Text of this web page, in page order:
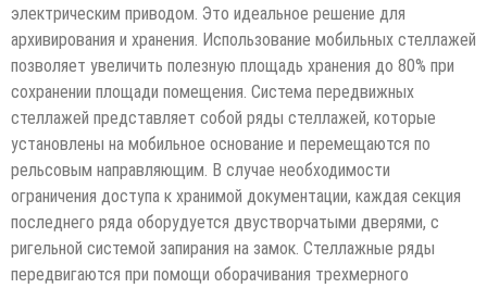
электрическим приводом. Это идеальное решение для
архивирования и хранения. Использование мобильных стеллажей
позволяет увеличить полезную площадь хранения до 80% при
сохранении площади помещения. Система передвижных
стеллажей представляет собой ряды стеллажей, которые
установлены на мобильное основание и перемещаются по
рельсовым направляющим. В случае необходимости
ограничения доступа к хранимой документации, каждая секция
последнего ряда оборудуется двустворчатыми дверями, с
ригельной системой запирания на замок. Стеллажные ряды
передвигаются при помощи оборачивания трехмерного